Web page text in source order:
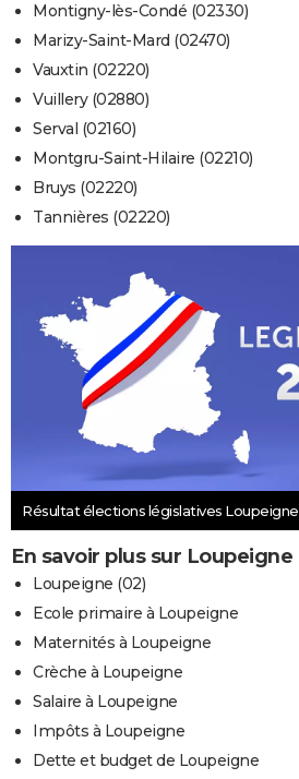
Montigny-lès-Condé (02330)
Marizy-Saint-Mard (02470)
Vauxtin (02220)
Vuillery (02880)
Serval (02160)
Montgru-Saint-Hilaire (02210)
Bruys (02220)
Tannières (02220)
Résultat élections législatives Loupeigne
En savoir plus sur Loupeigne
Loupeigne (02)
Ecole primaire à Loupeigne
Maternités à Loupeigne
Crèche à Loupeigne
Salaire à Loupeigne
Impôts à Loupeigne
Dette et budget de Loupeigne